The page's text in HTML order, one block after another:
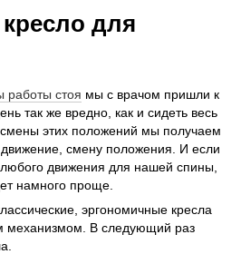
для
стоя мы с врачом пришли к
так же вредно, как и сидеть весь
этих положений мы получаем
смену положения. И если
любого движения для нашей спины,
намного проще.
эргономичные кресла
механизмом. В следующий раз